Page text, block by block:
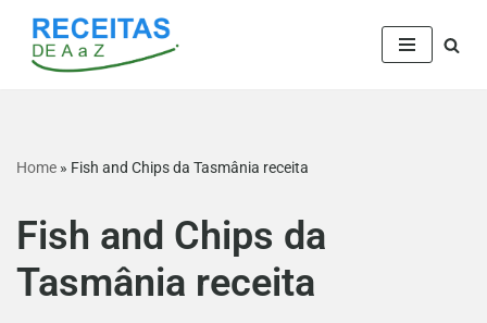
Pular
Home » Fish and Chips da Tasmânia receita
Fish and Chips da
Tasmânia receita